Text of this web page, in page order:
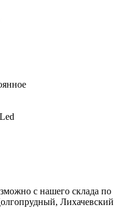
с нашего склада по
Лихачевский